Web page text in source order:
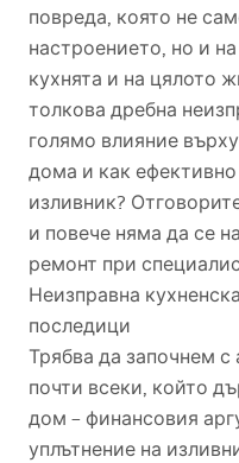
повреда, която не
настроението, но и
кухнята и на цялото
толкова дребна
голямо влияние
дома и как
изливник?
и повече няма да се
ремонт при
Неизправна
последици
Трябва да започнем
почти всеки, който
дом – финансовия
уплътнение на